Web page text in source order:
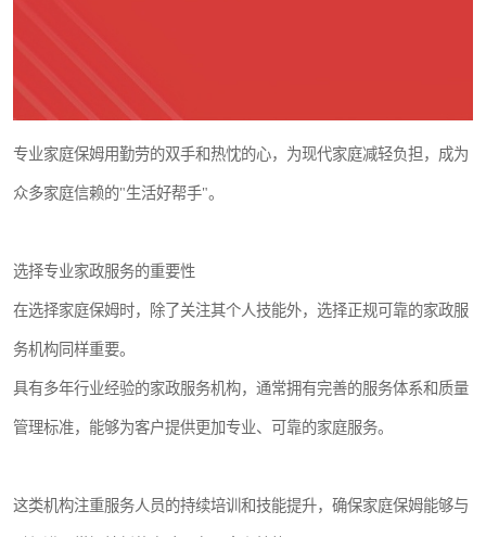
专业家庭保姆用勤劳的双手和热忱的心，为现代家庭减轻负担，成为
众多家庭信赖的"生活好帮手"。
选择专业家政服务的重要性
在选择家庭保姆时，除了关注其个人技能外，选择正规可靠的家政服
务机构同样重要。
具有多年行业经验的家政服务机构，通常拥有完善的服务体系和质量
管理标准，能够为客户提供更加专业、可靠的家庭服务。
这类机构注重服务人员的持续培训和技能提升，确保家庭保姆能够与